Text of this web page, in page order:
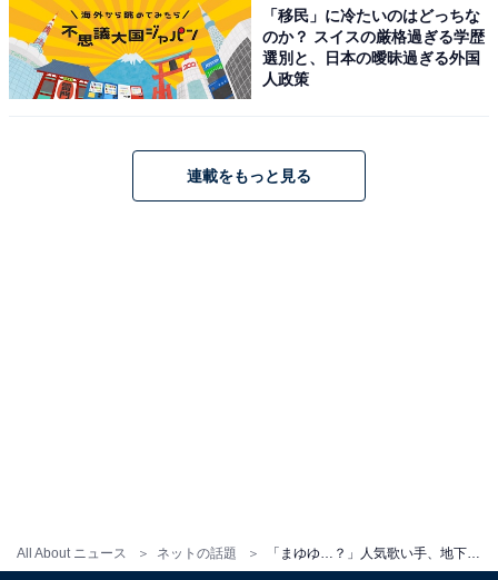
All About ニュース ネットの話題
「移民」に冷たいのはどっちな
のか？ スイスの厳格過ぎる学歴
選別と、日本の曖昧過ぎる外国
人政策
連載をもっと見る